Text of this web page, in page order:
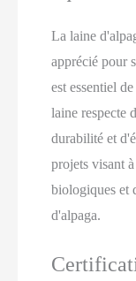
La laine
apprécié pour
est essentiel
laine respecte
durabilité et
projets visant
biologiques et
d'alpaga.